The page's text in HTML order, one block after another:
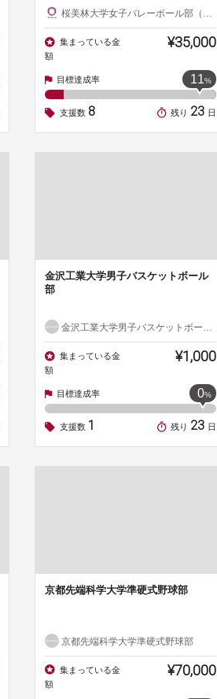
桜美林大学女子バレーボール部（ビーチバレー）
集まっている金
額
¥35,000
目標達成率 11%
支援数 8 残り 23 日
金沢工業大学男子バスケットボール
部
金沢工業大学男子バスケットボール部
集まっている金
額
¥1,000
目標達成率 0%
支援数 1 残り 23 日
京都先端科学大学準硬式野球部
京都先端科学大学準硬式野球部
集まっている金
額
¥70,000